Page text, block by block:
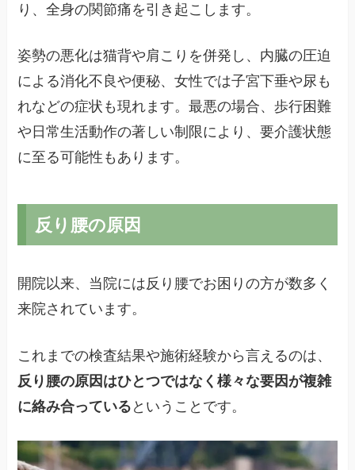
り、全身の関節痛を引き起こします。
姿勢の悪化は猫背や肩こりを併発し、内臓の圧迫
による消化不良や便秘、女性では子宮下垂や尿も
れなどの症状も現れます。最悪の場合、歩行困難
や日常生活動作の著しい制限により、要介護状態
に至る可能性もあります。
反り腰の原因
開院以来、当院には反り腰でお困りの方が数多く
来院されています。
これまでの検査結果や施術経験から言えるのは、
反り腰の原因はひとつではなく様々な要因が複雑
に絡み合っている ということです。